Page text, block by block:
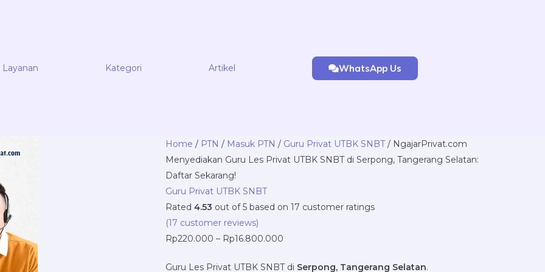
Layanan Kategori Artikel WhatsApp Us
Home / PTN / Masuk PTN / Guru Privat UTBK SNBT/ NgajarPrivat.com
Menyediakan Guru Les Privat UTBK SNBT di Serpong, Tangerang Selatan:
Daftar Sekarang!
Guru Privat UTBK SNBT
Rated 4.53 out of 5 based on 17 customer ratings
(17 customer reviews)
Rp220.000 – Rp16.800.000
Price
range:
Rp16.800.000
Guru Les Privat UTBK SNBT di Serpong, Tangerang Selatan.
NgajarPrivat.com
Menyediakan
Guru
Les
Privat
UTBK
SNBT
Serpong,